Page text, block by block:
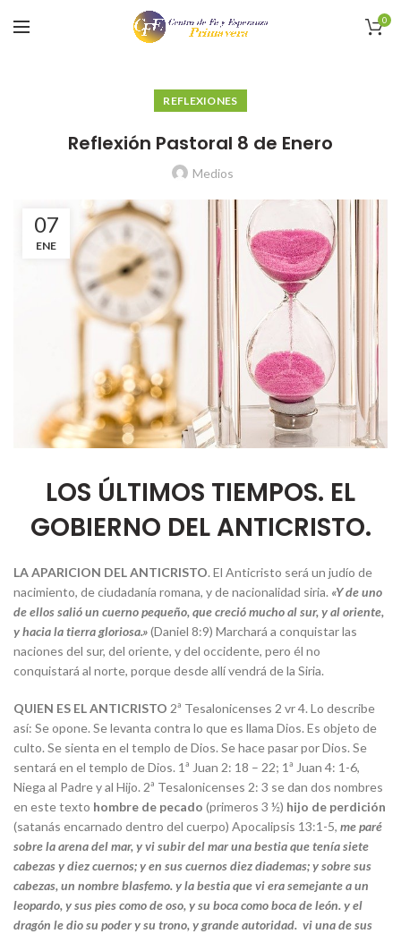
0
REFLEXIONES
Reflexión Pastoral 8 de Enero
Medios
07
ENE
LOS ÚLTIMOS TIEMPOS. EL
GOBIERNO DEL ANTICRISTO.
LA APARICION DEL ANTICRISTO. El Anticristo será un judío de
nacimiento, de ciudadanía romana, y de nacionalidad siria. «Y de uno
de ellos salió un cuerno pequeño, que creció mucho al sur, y al oriente,
y hacia la tierra gloriosa.»(Daniel 8:9) Marchará a conquistar las
naciones del sur, del oriente, y del occidente, pero él no
conquistará al norte, porque desde allí vendrá de la Siria.
QUIEN ES EL ANTICRISTO 2ª Tesalonicenses 2 vr 4. Lo describe
así: Se opone. Se levanta contra lo que es llama Dios. Es objeto de
culto. Se sienta en el templo de Dios. Se hace pasar por Dios. Se
sentará en el templo de Dios. 1ª Juan 2: 18 – 22; 1ª Juan 4: 1-6,
Niega al Padre y al Hijo. 2ª Tesalonicenses 2: 3 se dan dos nombres
en este texto hombre de pecado (primeros 3 ½) hijo de perdición
(satanás encarnado dentro del cuerpo) Apocalipsis 13:1-5, me paré
sobre la arena del mar, y vi subir del mar una bestia que tenía siete
cabezas y diez cuernos; y en sus cuernos diez diademas; y sobre sus
cabezas, un nombre blasfemo.y la bestia que vi era semejante a un
leopardo, y sus pies como de oso, y su boca como boca de león. y el
dragón le dio su poder y su trono, y grande autoridad. vi una de sus